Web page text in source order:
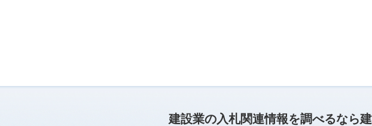
建設業の入札関連情報を調べるなら